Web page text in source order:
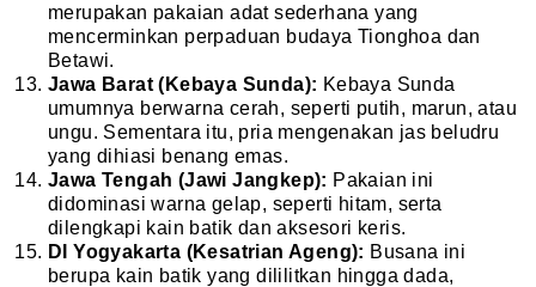
merupakan pakaian adat sederhana yang
mencerminkan perpaduan budaya Tionghoa dan
Betawi.
Jawa Barat (Kebaya Sunda): Kebaya Sunda
umumnya berwarna cerah, seperti putih, marun, atau
ungu. Sementara itu, pria mengenakan jas beludru
yang dihiasi benang emas.
Jawa Tengah (Jawi Jangkep): Pakaian ini
didominasi warna gelap, seperti hitam, serta
dilengkapi kain batik dan aksesori keris.
DI Yogyakarta (Kesatrian Ageng): Busana ini
berupa kain batik yang dililitkan hingga dada,